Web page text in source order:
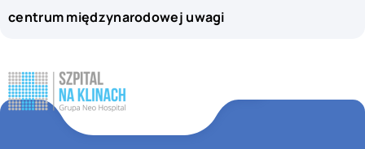
centrum międzynarodowej uwagi